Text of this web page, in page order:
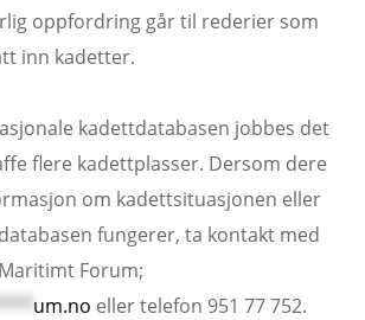
oppfordring går til rederier som
inn kadetter.
kadettdatabasen jobbes det
flere kadettplasser. Dersom dere
om kadettsituasjonen eller
fungerer, ta kontakt med
Forum;
um.no eller telefon 951 77 752.